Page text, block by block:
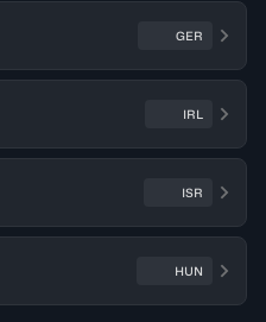
GER
IRL
ISR
HUN